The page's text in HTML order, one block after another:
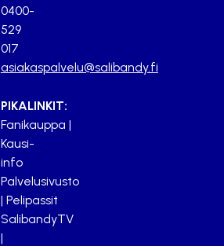
0400-
529
017
asiakaspalvelu@salibandy.fi
PIKALINKIT:
Fanikauppa |
Kausi-
info
Palvelusivusto
| Pelipassit
SalibandyTV
|